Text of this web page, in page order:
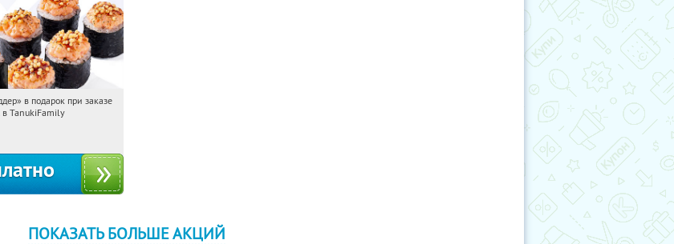
Получили:108
в подарок при заказе
в TanukiFamily
ПОКАЗАТЬ БОЛЬШЕ АКЦИЙ